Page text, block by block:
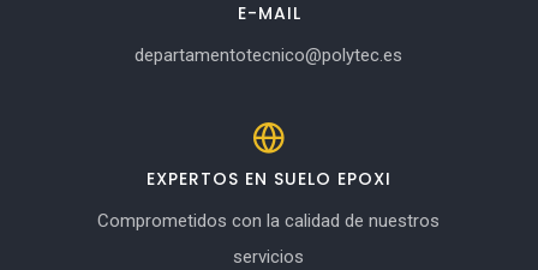
E-MAIL
departamentotecnico@polytec.es
EXPERTOS EN SUELO EPOXI
Comprometidos con la calidad de nuestros
servicios